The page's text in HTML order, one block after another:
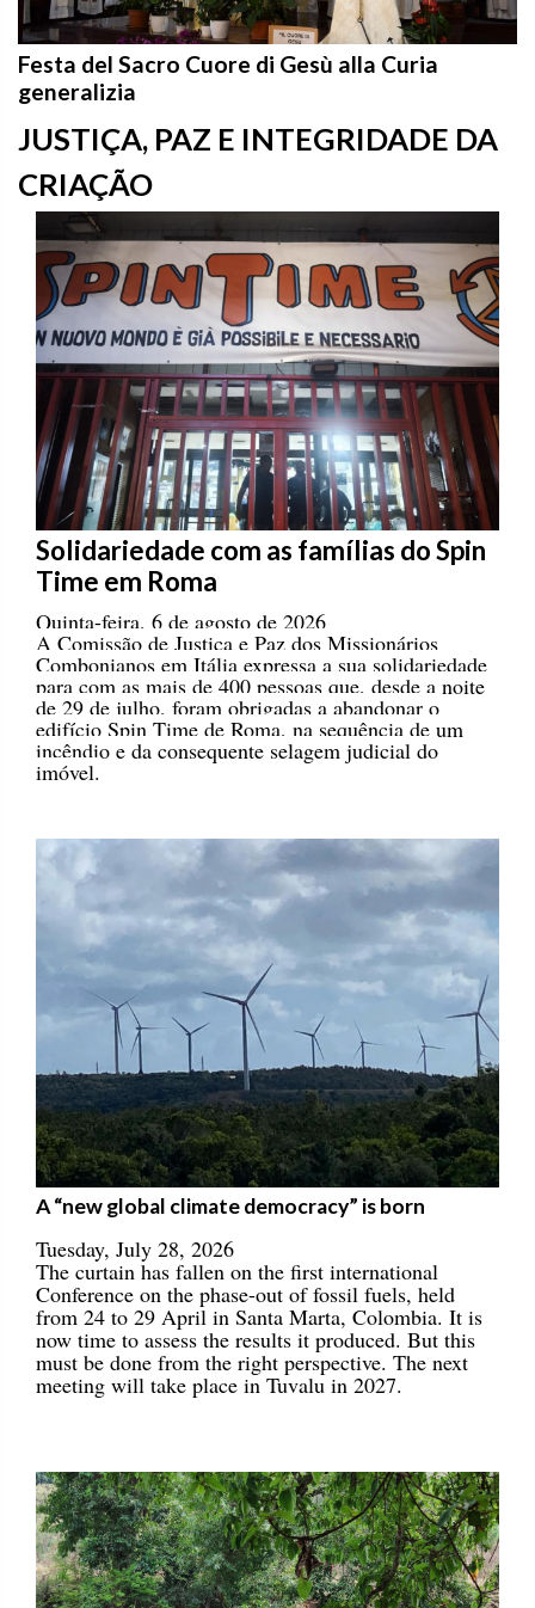
Festa del Sacro Cuore di Gesù alla Curia
generalizia
JUSTIÇA, PAZ E INTEGRIDADE DA
CRIAÇÃO
Solidariedade com as famílias do Spin
Time em Roma
Quinta-feira, 6 de agosto de 2026
A Comissão de Justiça e Paz dos Missionários
Combonianos em Itália expressa a sua solidariedade
para com as mais de 400 pessoas que, desde a noite
de 29 de julho, foram obrigadas a abandonar o
edifício Spin Time de Roma, na sequência de um
incêndio e da consequente selagem judicial do
imóvel.
A “new global climate democracy” is born
Tuesday, July 28, 2026
The curtain has fallen on the first international
Conference on the phase-out of fossil fuels, held
from 24 to 29 April in Santa Marta, Colombia. It is
now time to assess the results it produced. But this
must be done from the right perspective. The next
meeting will take place in Tuvalu in 2027.